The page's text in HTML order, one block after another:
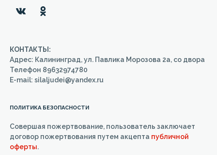
КОНТАКТЫ:
Адрес: Калининград, ул. Павлика Морозова 2а, со двора
Телефон 89632974780
E-mail: silaljudei@yandex.ru
ПОЛИТИКА БЕЗОПАСНОСТИ
Совершая пожертвование, пользователь заключает
договор пожертвования путем акцепта публичной
оферты.